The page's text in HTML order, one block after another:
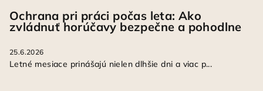
Ochrana pri práci počas leta: Ako
zvládnuť horúčavy bezpečne a pohodlne
25.6.2026
Letné mesiace prinášajú nielen dlhšie dni a viac p...